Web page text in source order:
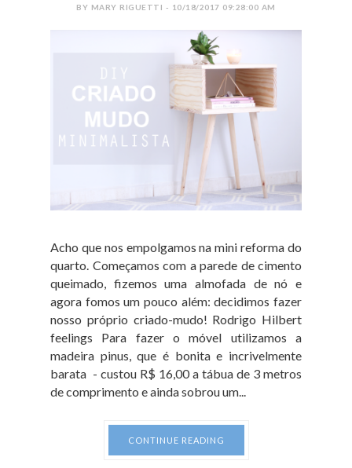
BY MARY RIGUETTI - 10/18/2017 09:28:00 AM
Acho que nos empolgamos na mini reforma do
quarto. Começamos com a parede de cimento
queimado, fizemos uma almofada de nó e
agora fomos um pouco além: decidimos fazer
nosso próprio criado-mudo! Rodrigo Hilbert
feelings Para fazer o móvel utilizamos a
madeira pinus, que é bonita e incrivelmente
barata - custou R$ 16,00 a tábua de 3 metros
de comprimento e ainda sobrou um...
CONTINUE READING